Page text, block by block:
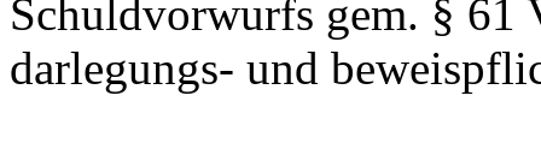
Schuldvorwurfs gem. §
darlegungs- und